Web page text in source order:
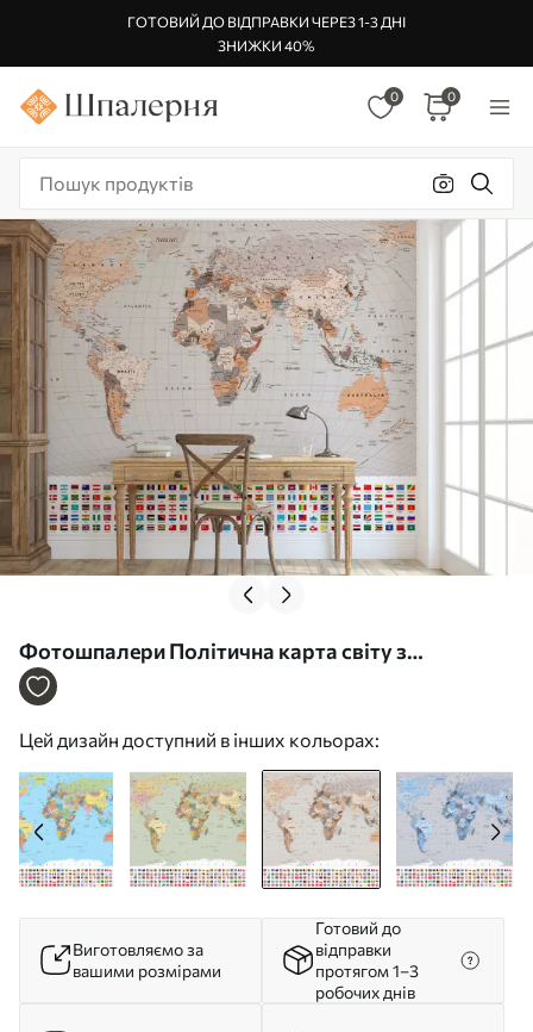
ГОТОВИЙ ДО ВІДПРАВКИ ЧЕРЕЗ 1-3 ДНІ
ЗНИЖКИ 40%
0 0
Фотошпалери Політична карта світу з
прапорами у відтінках коричневого та
Цей дизайн доступний в інших кольорах:
Виготовляємо за
вашими розмірами
Готовий до
відправки
протягом 1–3
робочих днів